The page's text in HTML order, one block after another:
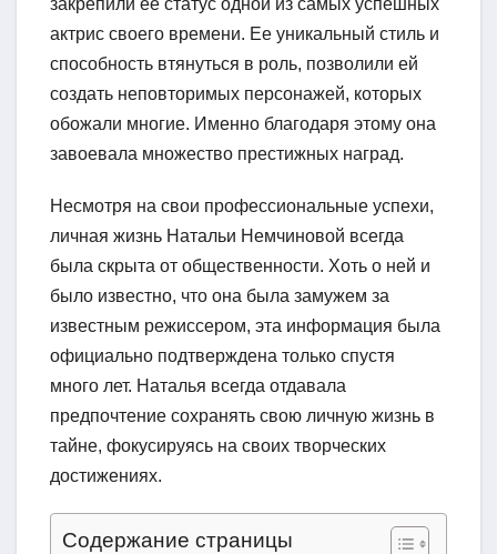
закрепили ее статус одной из самых успешных
актрис своего времени. Ее уникальный стиль и
способность втянуться в роль, позволили ей
создать неповторимых персонажей, которых
обожали многие. Именно благодаря этому она
завоевала множество престижных наград.
Несмотря на свои профессиональные успехи,
личная жизнь Натальи Немчиновой всегда
была скрыта от общественности. Хоть о ней и
было известно, что она была замужем за
известным режиссером, эта информация была
официально подтверждена только спустя
много лет. Наталья всегда отдавала
предпочтение сохранять свою личную жизнь в
тайне, фокусируясь на своих творческих
достижениях.
Содержание страницы